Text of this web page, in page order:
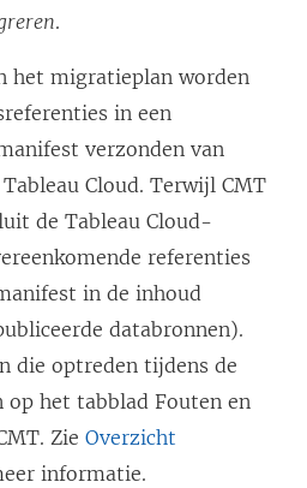
.
het migratieplan worden
in een
verzonden van
Tableau Cloud. Terwijl CMT
de Tableau Cloud-
referenties
in de inhoud
databronnen).
die optreden tijdens de
het tabblad Fouten en
Zie Overzicht
informatie.